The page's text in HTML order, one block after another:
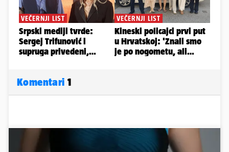
Komentari 1